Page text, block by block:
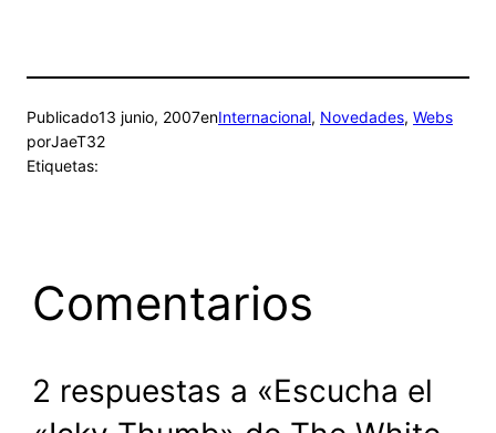
Publicado13 junio, 2007enInternacional, Novedades, Webs
porJaeT32
Etiquetas:
Comentarios
2 respuestas a «Escucha el